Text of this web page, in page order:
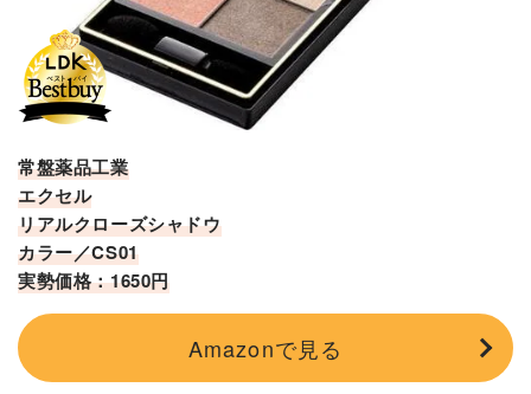
常盤薬品工業
エクセル
リアルクローズシャドウ
カラー／CS01
実勢価格：1650円
Amazonで見る